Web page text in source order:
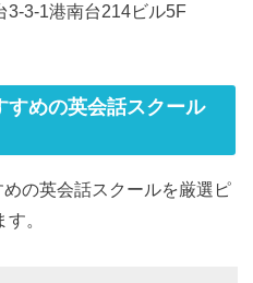
3-3-1港南台214ビル5F
めの英会話スクール
の英会話スクールを厳選ピ
。